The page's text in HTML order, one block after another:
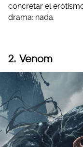
concretar el
drama: nada.
2. Venom